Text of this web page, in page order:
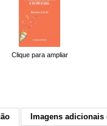
Clique para ampliar
Imagens adicionais